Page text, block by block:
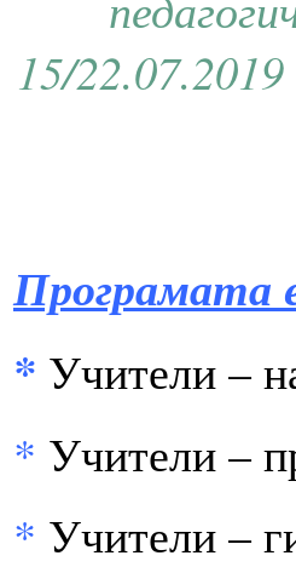
15/22.07.2019
Програмата
* Учители –
* Учители –
* Учители –